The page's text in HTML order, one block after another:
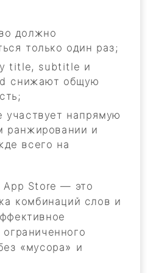
должно
только один раз;
title, subtitle и
снижают общую
участвует напрямую
ранжировании и
всего на
App Store — это
комбинаций слов и
«мусора» и